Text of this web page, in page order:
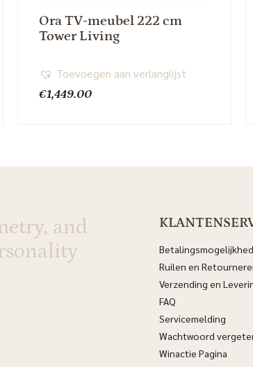
Ora TV-meubel 222 cm
Tower Living
€1,449.00
Toevoegen aan verlanglijst
and
Ruilen en
Verzending en
FAQ
Servicemelding
Wachtwoord
Winactie Pagina